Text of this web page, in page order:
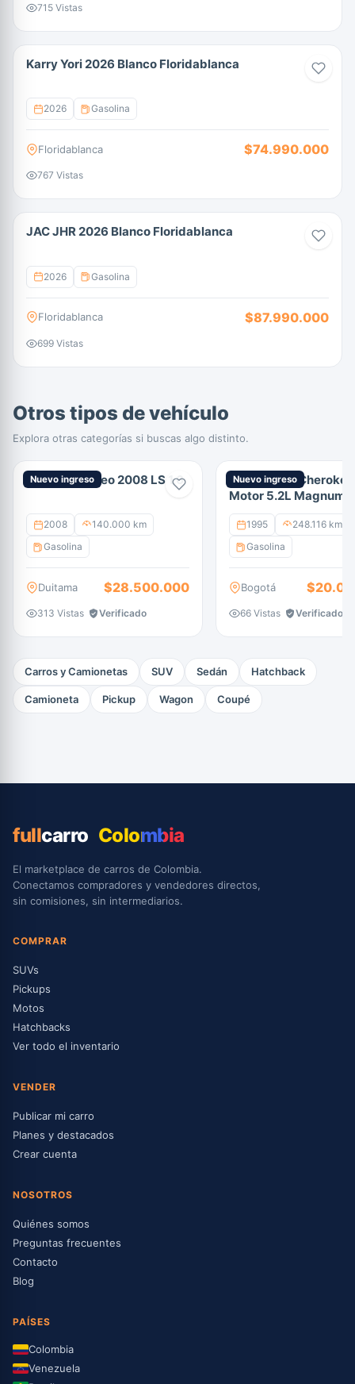
715 Vistas
Karry Yori 2026 Blanco Floridablanca
2026 Gasolina
Floridablanca $74.990.000
767 Vistas
JAC JHR 2026 Blanco Floridablanca
2026 Gasolina
Floridablanca $87.990.000
699 Vistas
Otros tipos de vehículo
Explora otras categorías si buscas algo distinto.
Nuevo ingreso
Chevrolet Aveo 2008 LS 1.6
2008
140.000 km
Gasolina
Duitama $28.500.000
313 Vistas Verificado
Nuevo ingreso
Jeep Grand
Motor 5.2L Magnum
gasolina
1995
248.116 km
Gasolina
Bogotá
66 Vistas Verificado
Carros y Camionetas SUV Sedán Hatchback
Camioneta Pickup Wagon Coupé
fullcarro Colombia
El marketplace de carros de Colombia.
Conectamos compradores y vendedores directos,
sin comisiones, sin intermediarios.
COMPRAR
SUVs
Pickups
Motos
Hatchbacks
Ver todo el inventario
VENDER
Publicar mi carro
Planes y destacados
Crear cuenta
NOSOTROS
Quiénes somos
Preguntas frecuentes
Contacto
Blog
PAÍSES
Colombia
Venezuela